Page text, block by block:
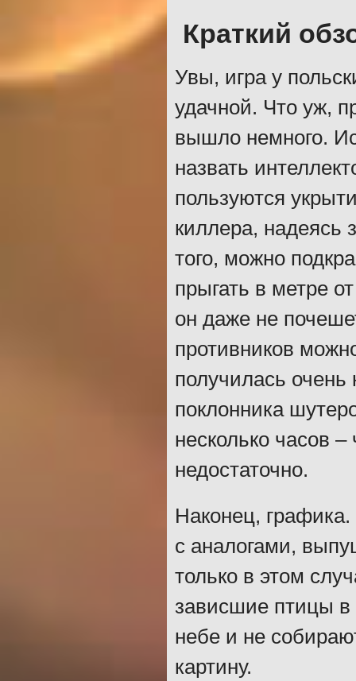
Краткий
Увы, игра у
удачной. Что уж,
вышло немного.
назвать
пользуются
киллера, надеясь
того, можно
прыгать в метре
он даже не
противников
получилась
поклонника
несколько часов
недостаточно.
Наконец,
с аналогами,
только в этом
зависшие птицы в
небе и не
картину.